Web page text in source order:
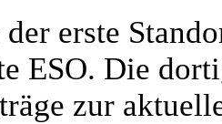
erste
ESO. Die
zur